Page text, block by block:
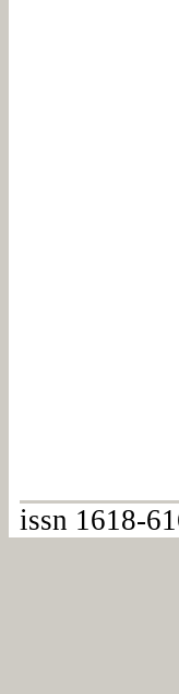
issn 1618-